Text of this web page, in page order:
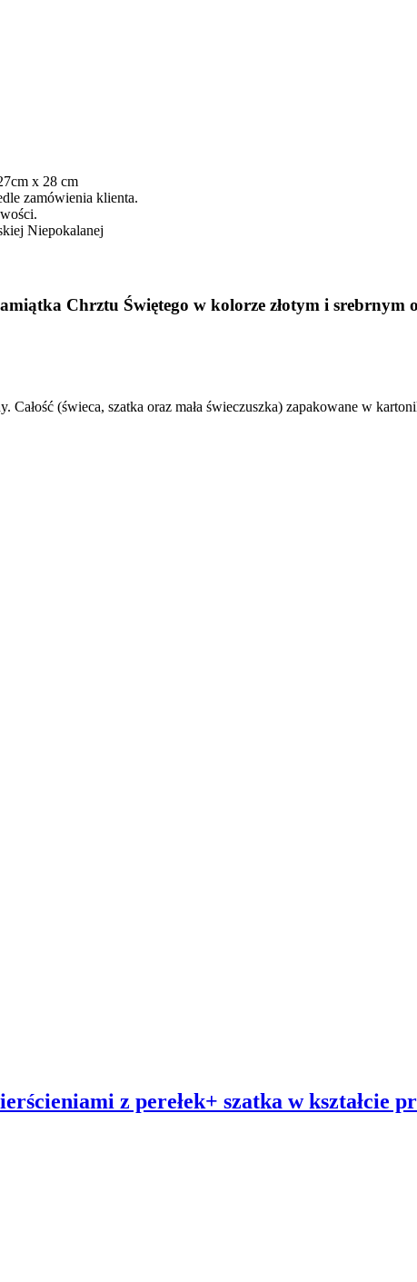
x 28 cm
zamówienia klienta.
Niepokalanej
Chrztu Świętego w kolorze złotym i srebrnym
(świeca, szatka oraz mała świeczuszka) zapakowane w
z perełek+ szatka w kształcie